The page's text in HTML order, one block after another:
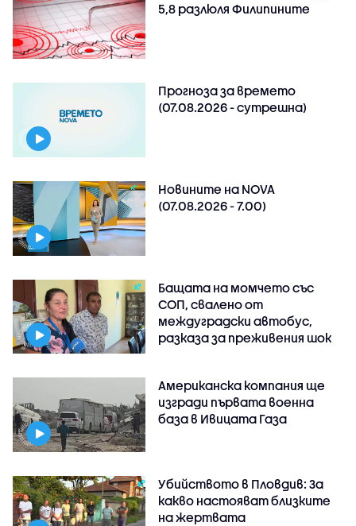
5,8 разлюля Филипините
Прогноза за времето
(07.08.2026 - сутрешна)
Новините на NOVA
(07.08.2026 - 7.00)
Бащата на момчето със
СОП, свалено от
междуградски автобус,
разказа за преживения шок
Американска компания ще
изгради първата военна
база в Ивицата Газа
Убийството в Пловдив: За
какво настояват близките
на жертвата